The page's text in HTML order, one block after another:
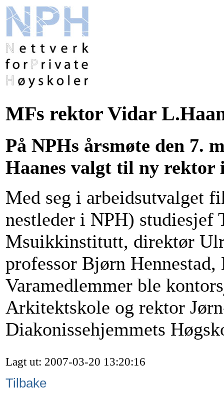
MFs rektor Vidar
På NPHs årsmøte den 7.
Haanes valgt til ny rektor
Med seg i arbeidsutvalget
nestleder i NPH) studiesjef
Msuikkinstitutt, direktør
professor Bjørn
Varamedlemmer ble
Arkitektskole og rektor
Diakonissehjemmets
Lagt ut: 2007-03-20 13:20:16
Tilbake